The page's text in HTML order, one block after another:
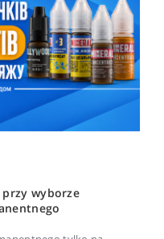
przy wyborze